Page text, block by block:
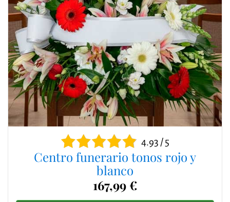
4.93 / 5
Centro funerario tonos rojo y
blanco
167,99 €